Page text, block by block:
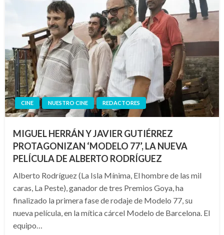
CINE NUESTRO CINE REDACTORES
MIGUEL HERRÁN Y JAVIER GUTIÉRREZ
PROTAGONIZAN ‘MODELO 77’, LA NUEVA
PELÍCULA DE ALBERTO RODRÍGUEZ
Alberto Rodríguez (La Isla Mínima, El hombre de las mil
caras, La Peste), ganador de tres Premios Goya, ha
finalizado la primera fase de rodaje de Modelo 77, su
nueva película, en la mítica cárcel Modelo de Barcelona. El
equipo…